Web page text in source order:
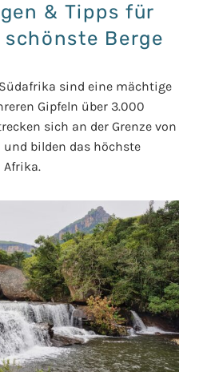
& Tipps für
Berge
sind eine mächtige
Gipfeln über 3.000
sich an der Grenze von
und bilden das höchste
Afrika.